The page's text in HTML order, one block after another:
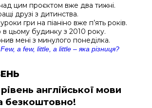
цим проєктом вже два тижні.
друзі з дитинства.
гри на піаніно вже п’ять років.
цьому будинку з 2010 року.
мені з минулого понеділка.
Few, a few, little, a little – яка різниця?
англійської мови
безкоштовно!